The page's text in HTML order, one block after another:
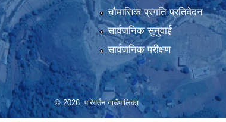
चौमासिक प्रगति प्रतिवेदन
सार्वजनिक सुनुवाई
सार्वजनिक परीक्षण
© 2026 परिवर्तन गाउँपालिका